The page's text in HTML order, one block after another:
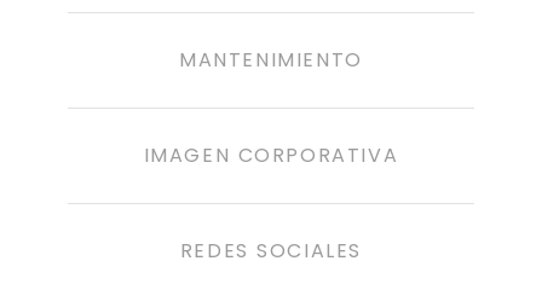
MANTENIMIENTO
IMAGEN CORPORATIVA
REDES SOCIALES